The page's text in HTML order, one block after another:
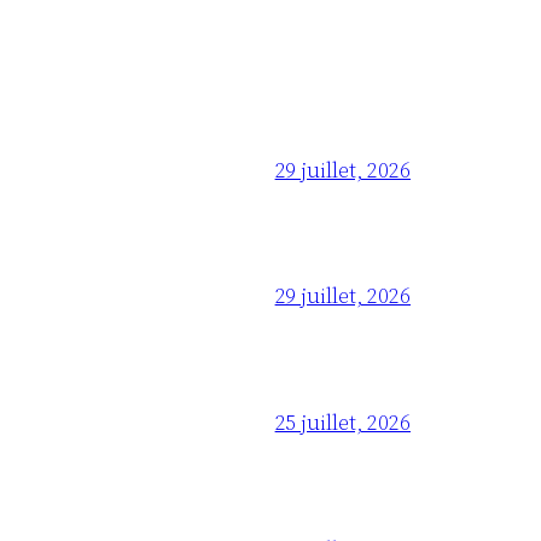
29 juillet, 2026
29 juillet, 2026
25 juillet, 2026